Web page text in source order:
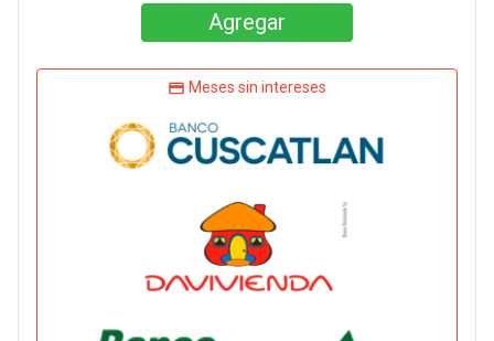
Agregar
Meses sin intereses